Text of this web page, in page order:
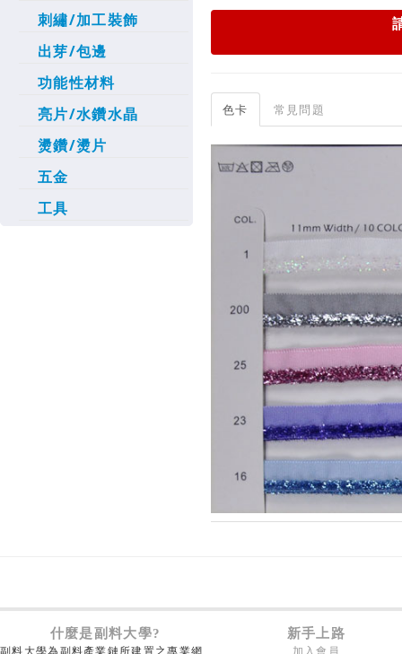
刺繡/加工裝飾
出芽/包邊
功能性材料
亮片/水鑽水晶
燙鑽/燙片
五金
工具
色卡 常見問題
什麼是副料大學? 新手上路
副料大學為副料產業鏈所建置之專業網
加入會員